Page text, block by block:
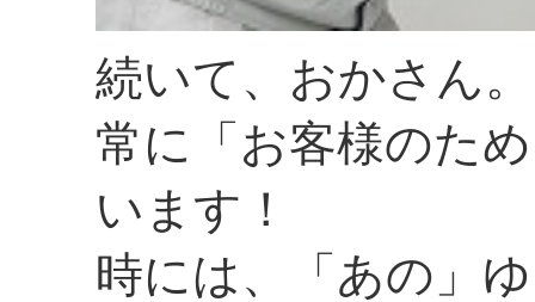
続いて、おかさん。
常に「お客様のた
います！
時には、「あの」